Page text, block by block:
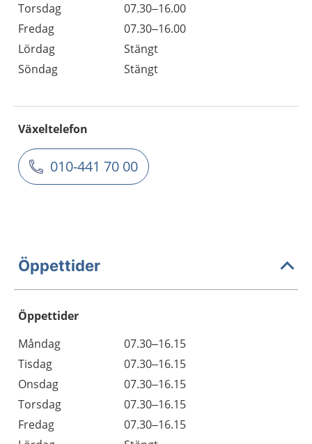
Torsdag
07.30–16.00
Fredag
07.30–16.00
Lördag
Stängt
Söndag
Stängt
Växeltelefon
010-441 70 00
Öppettider
Öppettider
Dag
Öppettider
Kommentarer
Måndag
07.30–16.15
Tisdag
07.30–16.15
Onsdag
07.30–16.15
Torsdag
07.30–16.15
Fredag
07.30–16.15